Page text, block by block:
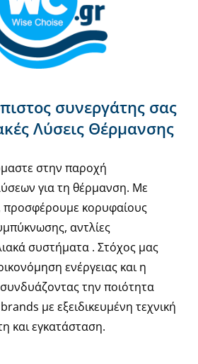
συνεργάτης σας
Λύσεις Θέρμανσης
στην παροχή
για τη θέρμανση. Με
προσφέρουμε κορυφαίους
αντλίες
συστήματα . Στόχος μας
ενέργειας και η
την ποιότητα
με εξειδικευμένη τεχνική
και εγκατάσταση.